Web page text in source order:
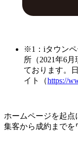
※1：iタウンペ
所（2021年6
ております。
イト（https://
ホームページを起点
集客から成約までを